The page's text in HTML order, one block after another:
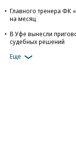
Главного тренера ФК
на месяц
В Уфе вынесли
судебных решений
Еще